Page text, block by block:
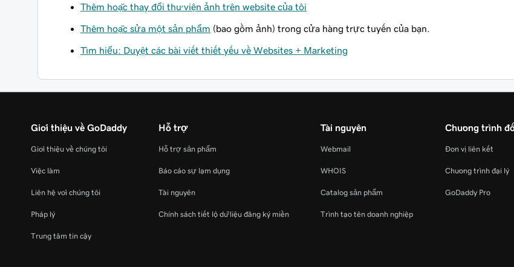
Thêm hoặc thay đổi thư viện ảnh trên website của tôi
Thêm hoặc sửa một sản phẩm (bao gồm ảnh) trong cửa hàng trực tuyến của bạn.
Tìm hiểu: Duyệt các bài viết thiết yếu về Websites + Marketing
Giới thiệu về GoDaddy
Giới thiệu về chúng tôi
Việc làm
Liên hệ với chúng tôi
Pháp lý
Trung tâm tin cậy
Hỗ trợ
Hỗ trợ sản phẩm
Báo cáo sự lạm dụng
Tài nguyên
Chính sách tiết lộ dữ liệu đăng ký miền
Tài nguyên
Webmail
WHOIS
Catalog sản phẩm
Trình tạo tên doanh nghiệp
Chương trình
Đơn vị liên kết
Chương trình đại lý
GoDaddy Pro